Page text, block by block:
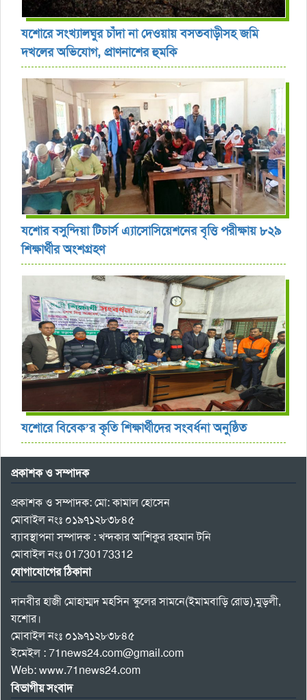
যশোরে সংখ্যালঘুর চাঁদা না দেওয়ায় বসতবাড়ীসহ জমি
দখলের অভিযোগ, প্রাণনাশের হুমকি
যশোর বসুন্দিয়া টিচার্স এ্যাসোসিয়েশনের বৃত্তি পরীক্ষায় ৮২৯
শিক্ষার্থীর অংশগ্রহণ
যশোরে বিবেক’র কৃতি শিক্ষার্থীদের সংবর্ধনা অনুষ্ঠিত
প্রকাশক ও সম্পাদক
প্রকাশক ও সম্পাদক: মো: কামাল হোসেন
মোবাইল নংঃ ০১৯৭১২৮৩৮৪৫
ব্যাবস্থাপনা সম্পাদক : খন্দকার আশিকুর রহমান টনি
মোবাইল নংঃ 01730173312
যোগাযোগের ঠিকানা
দানবীর হাজী মোহাম্মদ মহসিন স্কুলের সামনে(ইমামবাড়ি রোড),মুড়লী,
যশোর।
মোবাইল নংঃ ০১৯৭১২৮৩৮৪৫
ইমেইল : 71news24.com@gmail.com
Web: www.71news24.com
বিভাগীয় সংবাদ